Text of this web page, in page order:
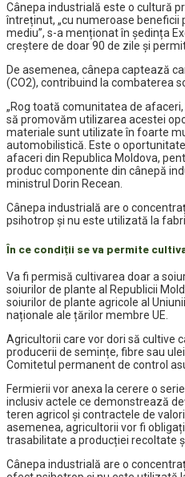
Cânepa industrială este o cultură
întreținut, „cu numeroase beneficii
mediu”, s-a menționat în ședința
creștere de doar 90 de zile și
De asemenea, cânepa captează
(CO2), contribuind la combaterea
„Rog toată comunitatea de
să promovăm utilizarea acestei
materiale sunt utilizate în foarte
automobilistică. Este o
afaceri din Republica Moldova,
produc componente din cânepă
ministrul Dorin Recean.
Cânepa industrială are o
psihotrop și nu este utilizată la
În ce condiții se va permite
Va fi permisă cultivarea doar a
soiurilor de plante al Republicii
soiurilor de plante agricole al
naționale ale țărilor membre UE.
Agricultorii care vor dori să cultive
producerii de semințe, fibre sau
Comitetul permanent de control
Fermierii vor anexa la cerere o
inclusiv actele ce demonstrează
teren agricol și contractele de
asemenea, agricultorii vor fi
trasabilitate a producției recoltate
Cânepa industrială are o